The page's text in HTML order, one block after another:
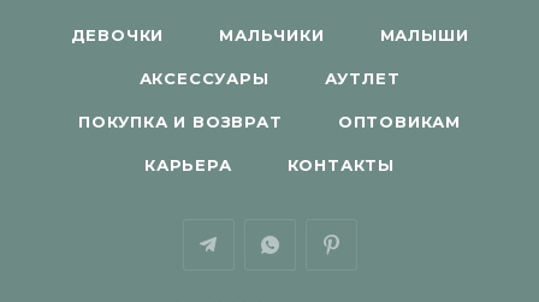
ДЕВОЧКИ МАЛЬЧИКИ МАЛЫШИ
АКСЕССУАРЫ АУТЛЕТ
ПОКУПКА И ВОЗВРАТ ОПТОВИКАМ
КАРЬЕРА КОНТАКТЫ